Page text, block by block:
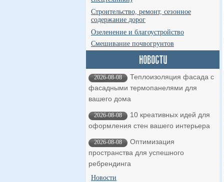
Строительство, ремонт, сезонное
содержание дорог
Озеленение и благоустройство
Смешивание почвогрунтов
2026-08-08
Теплоизоляция фасада с
фасадными термопанелями для
вашего дома
2026-08-08
10 креативных идей для
оформления стен вашего интерьера
2026-08-08
Оптимизация
пространства для успешного
ребрендинга
Новости